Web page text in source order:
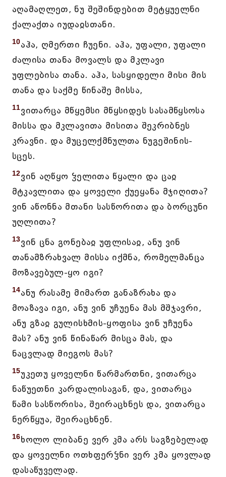
აღამაღლეთ, ნუ შეშინდებით მეტყუელნი
ქალაქთა იუდაჲსთანი.
10აჰა, ღმერთი ჩუენი. აჰა, უფალი, უფალი
ძალისა თანა მოვალს და მკლავი
უფლებისა თანა. აჰა, სასყიდელი მისი მის
თანა და საქმე წინაშე მისსა,
11ვითარცა მწყემსი მწყსიდეს სასამწყსოსა
მისსა და მკლავითა მისითა შეკრიბნეს
კრავნი. და მუცელქმნულთა ნუგეშინის-
სცეს.
12ვინ აღწყო ჴელითა წყალი და ცაჲ
მტკავლითა და ყოველი ქუეყანა მჯიღითა?
ვინ აწონნა მთანი სასწორითა და ბორცუნი
უღლითა?
13ვინ ცნა გონებაჲ უფლისაჲ, ანუ ვინ
თანამზრახვალ მისსა იქმნა, რომელმანცა
მოზავებულ-ყო იგი?
14ანუ რასამე მიმართ განაზრახა და
მოაზავა იგი, ანუ ვინ უჩუენა მას მშჯავრი,
ანუ გზაჲ გულისხმის-ყოფისა ვინ უჩუენა
მას? ანუ ვინ წინაწარ მისცა მას, და
ნაცვლად მიეგოს მას?
15უკეთუ ყოველნი წარმართნი, ვითარცა
ნაწუეთნი კარდალისაგან, და, ვითარცა
წამი სასწორისა, შეირაცხნეს და, ვითარცა
ნერწყუა, შეირაცხნენ.
16ხოლო ლიბანე ვერ კმა არს საგზებელად
და ყოველნი ოთხფერჴნი ვერ კმა ყოვლად
დასაწუველად.